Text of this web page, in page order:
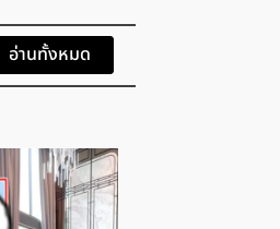
อ่านทั้งหมด